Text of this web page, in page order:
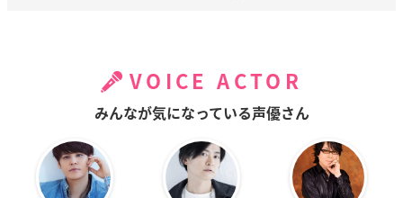
VOICE ACTOR
みんなが気になっている声優さん